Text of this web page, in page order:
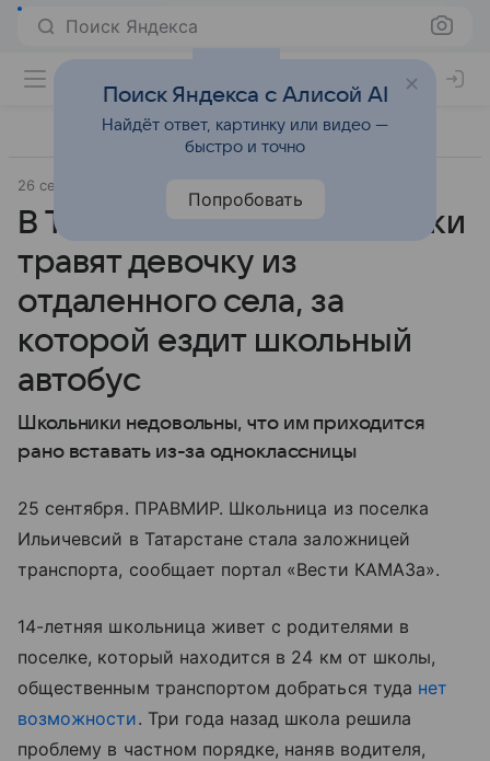
Поиск Яндекса
26 сентября 2019
В Татарстане одноклассники
травят девочку из
отдаленного села, за
которой ездит школьный
автобус
Школьники недовольны, что им приходится
рано вставать из-за одноклассницы
25 сентября. ПРАВМИР. Школьница из поселка
Ильичевсий в Татарстане стала заложницей
транспорта, сообщает портал «Вести КАМАЗа».
14-летняя школьница живет с родителями в
поселке, который находится в 24 км от школы,
общественным транспортом добраться туда нет
возможности. Три года назад школа решила
проблему в частном порядке, наняв водителя,
Поиск Яндекса с Алисой AI
Найдёт ответ, картинку или видео —
быстро и точно
Попробовать